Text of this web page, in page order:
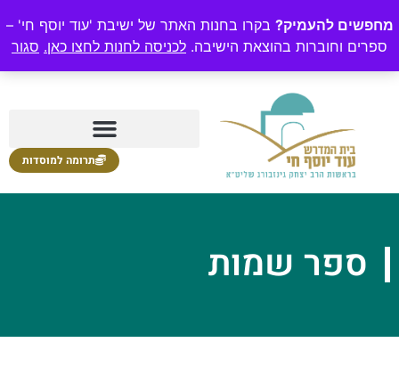
מחפשים להעמיק? בקרו בחנות האתר של ישיבת 'עוד יוסף חי' –
ספרים וחוברות בהוצאת הישיבה. לכניסה לחנות לחצו כאן. סגור
תרומה למוסדות
ספר שמות